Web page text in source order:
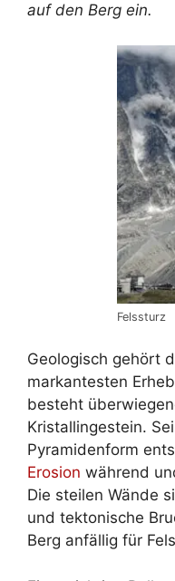
auf den Berg ein.
Felssturz
Geologisch gehört
markantesten
besteht
Kristallingestein.
Pyramidenform
Erosion während
Die steilen Wände
und tektonische
Berg anfällig für